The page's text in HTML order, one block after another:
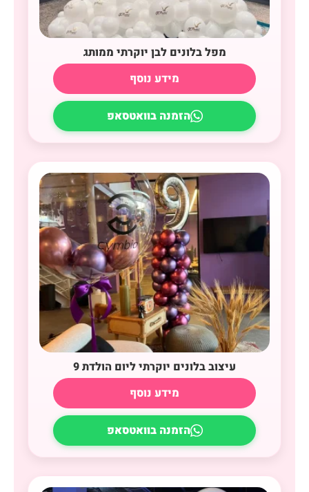
מפל בלונים לבן יוקרתי ממותג
מידע נוסף
הזמנה בוואטסאפ
עיצוב בלונים יוקרתי ליום הולדת 9
מידע נוסף
הזמנה בוואטסאפ